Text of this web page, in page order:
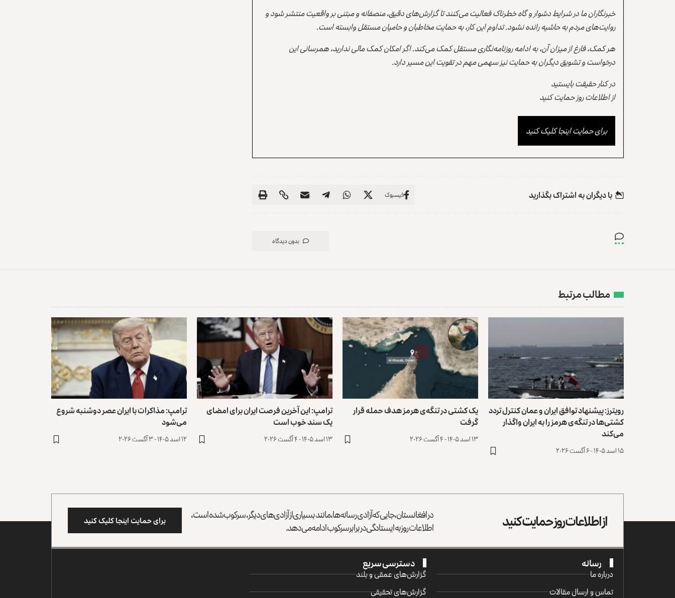
خبرنگاران ما در شرایط دشوار و گاه خطرناک فعالیت می‌کنند تا گزارش‌های دقیق، منصفانه و مبتنی بر واقعیت منتشر شود و
روایت‌های مردم به حاشیه رانده نشود. تداوم این کار، به حمایت مخاطبان و حامیان مستقل وابسته است.
هر کمک، فارغ از میزان آن، به ادامه روزنامه‌نگاری مستقل کمک می‌کند. اگر امکان کمک مالی ندارید، همرسانی این
درخواست و تشویق دیگران به حمایت نیز سهمی مهم در تقویت این مسیر دارد.
در کنار حقیقت بایستید
از اطلاعات روز حمایت کنید
برای حمایت اینجا کلیک کنید
با دیگران به‌‌ اشتراک بگذارید فیسبوک
بدون دیدگاه
مطالب مرتبط
رویترز: پیشنهاد توافق ایران و عمان کنترل تردد
کشتی‌ها ‏در تنگه‌ی هرمز را به ایران واگذار
می‌کند
۱۵ اسد ۱۴۰۵ - ۶ آگست ۲۰۲۶
یک کشتی در تنگه‌ی هرمز هدف حمله قرار
گرفت
۱۳ اسد ۱۴۰۵ - ۴ آگست ۲۰۲۶
ترامپ: این آخرین فرصت ایران برای امضای
یک سند خوب است
۱۳ اسد ۱۴۰۵ - ۴ آگست ۲۰۲۶
ترامپ: مذاکرات با ایران عصر دوشنبه شروع
می‌شود
۱۲ اسد ۱۴۰۵ - ۳ آگست ۲۰۲۶
از اطلاعات روز حمایت کنید در افغانستان، جایی که آزادی رسانه‌ها، مانند بسیاری از آزادی‌های دیگر، سرکوب شده است،
اطلاعات روز به ایستادگی در برابر سرکوب ادامه می‌دهد. برای حمایت اینجا کلیک کنید
رسانه
درباره ما
تماس و ارسال مقالات
دسترسی سریع
گزارش‌‌های عمقی و بلند
گزارش‌های تحقیقی